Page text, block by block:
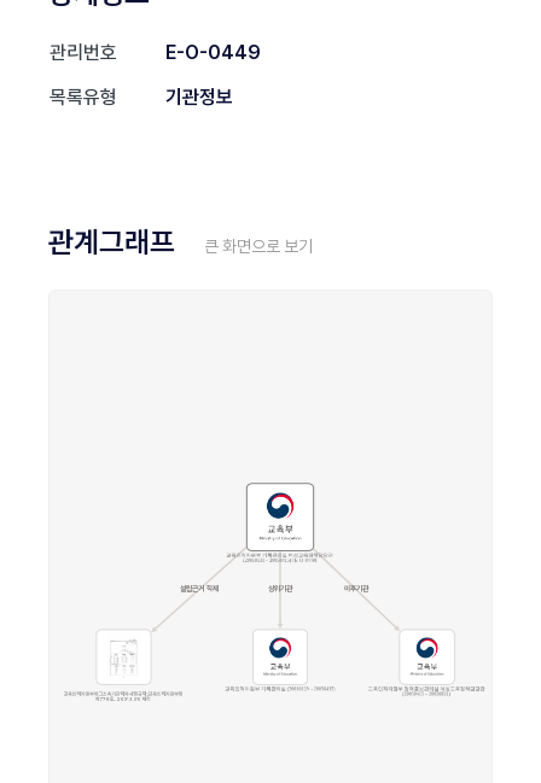
관리번호
E-O-0449
목록유형
기관정보
관계그래프 큰 화면으로 보기